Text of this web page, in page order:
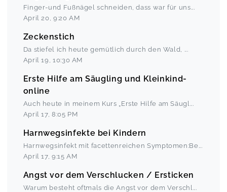
Finger-und Fußnägel schneiden, dass war für uns...
April 20 ,9:20 AM
Zeckenstich
Da stiefel ich heute gemütlich durch den Wald, ...
April 19 ,10:30 AM
Erste Hilfe am Säugling und Kleinkind-
online
Auch heute in meinem Kurs „Erste Hilfe am Säugl ...
April 17,8:05 PM
Harnwegsinfekte bei Kindern
Harnwegsinfekt mit facettenreichen Symptomen:Be...
April 17,9:15 AM
Angst vor dem Verschlucken / Ersticken
Warum besteht oftmals die Angst vor dem Verschl ...